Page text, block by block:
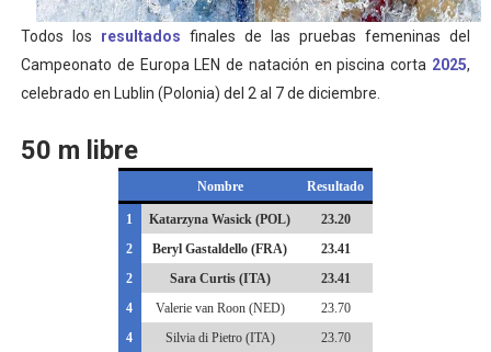
Todos los resultados finales de las pruebas femeninas del
Campeonato de Europa LEN de natación en piscina corta 2025,
celebrado en Lublin (Polonia) del 2 al 7 de diciembre.
50 m libre
Nombre Resultado
1 Katarzyna Wasick (POL)
23.20
2
Beryl Gastaldello (FRA)
23.41
2
Sara Curtis (ITA)
23.41
4
Valerie van Roon (NED)
23.70
4
Silvia di Pietro (ITA)
23.70